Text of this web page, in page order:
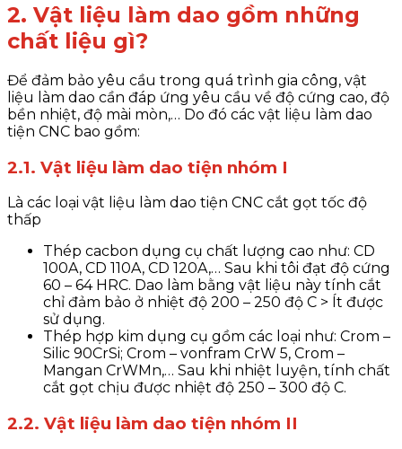
2. Vật liệu làm dao gồm những
chất liệu gì?
Để đảm bảo yêu cầu trong quá trình gia công, vật
liệu làm dao cần đáp ứng yêu cầu về độ cứng cao, độ
bền nhiệt, độ mài mòn,… Do đó các vật liệu làm dao
tiện CNC bao gồm:
2.1. Vật liệu làm dao tiện nhóm I
Là các loại vật liệu làm dao tiện CNC cắt gọt tốc độ
thấp
Thép cacbon dụng cụ chất lượng cao như: CD
100A, CD 110A, CD 120A,… Sau khi tôi đạt độ cứng
60 – 64 HRC. Dao làm bằng vật liệu này tính cắt
chỉ đảm bảo ở nhiệt độ 200 – 250 độ C > Ít được
sử dụng.
Thép hợp kim dụng cụ gồm các loại như: Crom –
Silic 90CrSi; Crom – vonfram CrW 5, Crom –
Mangan CrWMn,… Sau khi nhiệt luyện, tính chất
cắt gọt chịu được nhiệt độ 250 – 300 độ C.
2.2. Vật liệu làm dao tiện nhóm II